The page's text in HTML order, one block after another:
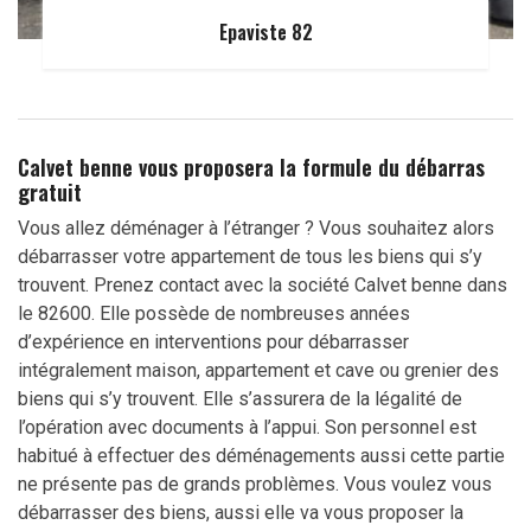
Epaviste 82
Calvet benne vous proposera la formule du débarras
gratuit
Vous allez déménager à l’étranger ? Vous souhaitez alors
débarrasser votre appartement de tous les biens qui s’y
trouvent. Prenez contact avec la société Calvet benne dans
le 82600. Elle possède de nombreuses années
d’expérience en interventions pour débarrasser
intégralement maison, appartement et cave ou grenier des
biens qui s’y trouvent. Elle s’assurera de la légalité de
l’opération avec documents à l’appui. Son personnel est
habitué à effectuer des déménagements aussi cette partie
ne présente pas de grands problèmes. Vous voulez vous
débarrasser des biens, aussi elle va vous proposer la